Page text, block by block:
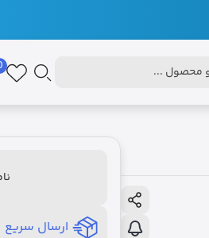
محصول ...
ارسال سریع